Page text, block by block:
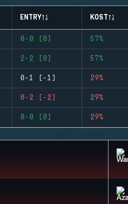
ENTRY KOST
0-0 (0) 57%
2-2 (0) 57%
0-1 (-1) 29%
0-2 (-2) 29%
0-0 (0) 29%